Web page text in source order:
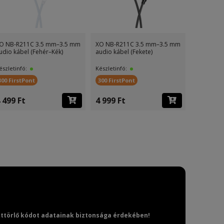
NB-R211C 3.5 mm–3.5 mm
kábel (Fehér–Kék)
FirstPont
499 Ft
XO NB-R211C 3.5 mm–3.5 mm
audio kábel (Fekete)
Készletinfó:
300 FirstPont
4 999 Ft
kódot adatainak biztonsága érdekében!